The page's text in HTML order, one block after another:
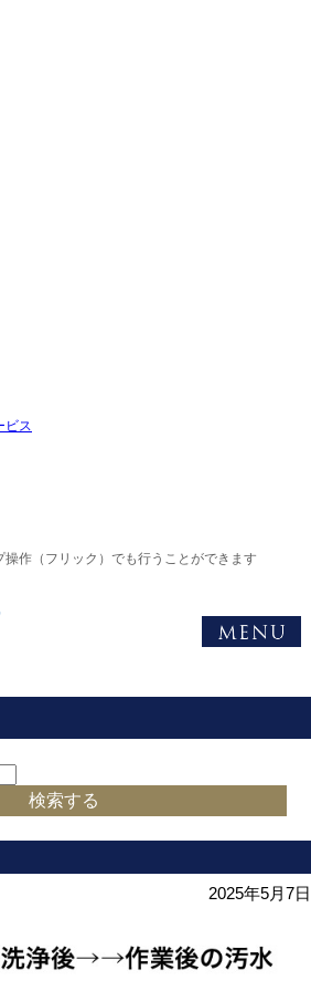
ビス
作（フリック）でも行うことができます
2025年5月7日